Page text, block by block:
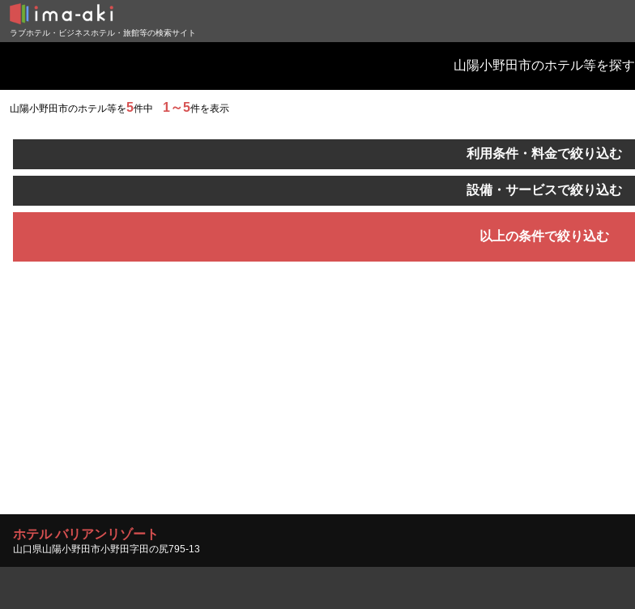
ラブホテル・ビジネスホテル・旅館等の検索サイト
山陽小野田市のホテル等を探す
山陽小野田市のホテル等を5件中 1～5件を表示
利用条件・料金で絞り込む
設備・サービスで絞り込む
以上の条件で絞り込む
ホテル バリアンリゾート
山口県山陽小野田市小野田字田の尻795-13